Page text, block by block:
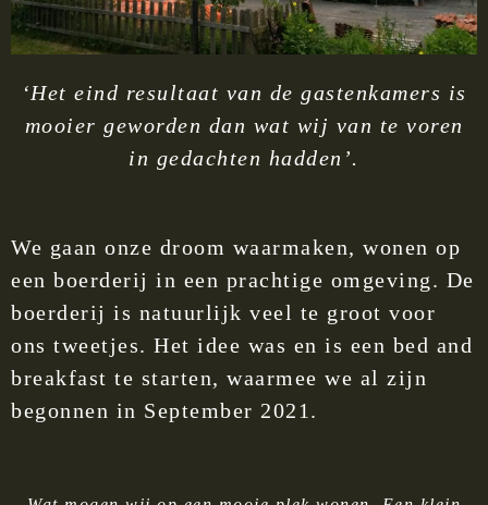
‘Het eind resultaat van de gastenkamers is
mooier geworden dan wat wij van te voren
in gedachten hadden’.
We gaan onze droom waarmaken, wonen op
een boerderij in een prachtige omgeving. De
boerderij is natuurlijk veel te groot voor
ons tweetjes. Het idee was en is een bed and
breakfast te starten, waarmee we al zijn
begonnen in September 2021.